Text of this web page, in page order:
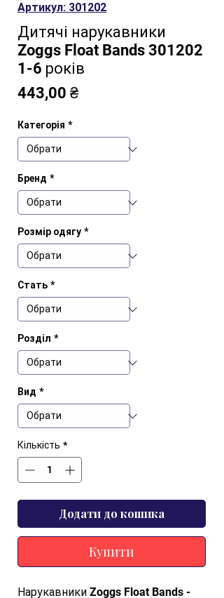
Артикул: 301202
Дитячі нарукавники
Zoggs Float Bands 301202
1-6 років
443,00 ₴Ціна
Категорія *
Бренд *
Розмір одягу *
Стать *
Розділ *
Вид *
Кількість *
Додати до кошика
Купити
Нарукавники Zoggs Float Bands -